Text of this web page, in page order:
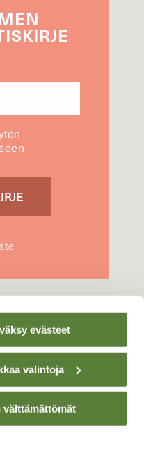
evästeet
valintoja
välttämättömät